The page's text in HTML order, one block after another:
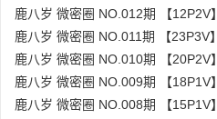
鹿八岁 微密圈 NO.012期 【12P2V】
鹿八岁 微密圈 NO.011期 【23P3V】
鹿八岁 微密圈 NO.010期 【20P2V】
鹿八岁 微密圈 NO.009期 【18P1V】
鹿八岁 微密圈 NO.008期 【15P1V】